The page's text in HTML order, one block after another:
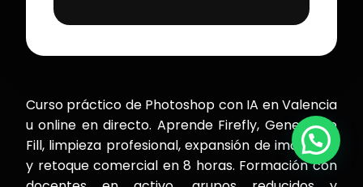
Curso práctico de Photoshop con IA en Valencia
u online en directo. Aprende Firefly, Generative
Fill, limpieza profesional, expansión de imágenes
y retoque comercial en 8 horas. Formación con